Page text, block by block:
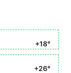
+18°
+26°